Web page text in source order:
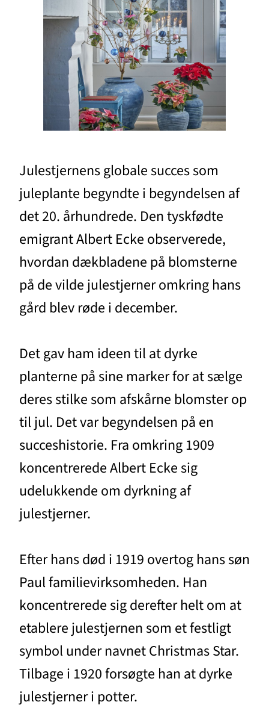
Julestjernens globale succes som
juleplante begyndte i begyndelsen af
det 20. århundrede. Den tyskfødte
emigrant Albert Ecke observerede,
hvordan dækbladene på blomsterne
på de vilde julestjerner omkring hans
gård blev røde i december.
Det gav ham ideen til at dyrke
planterne på sine marker for at sælge
deres stilke som afskårne blomster op
til jul. Det var begyndelsen på en
succeshistorie. Fra omkring 1909
koncentrerede Albert Ecke sig
udelukkende om dyrkning af
julestjerner.
Efter hans død i 1919 overtog hans søn
Paul familievirksomheden. Han
koncentrerede sig derefter helt om at
etablere julestjernen som et festligt
symbol under navnet Christmas Star.
Tilbage i 1920 forsøgte han at dyrke
julestjerner i potter.